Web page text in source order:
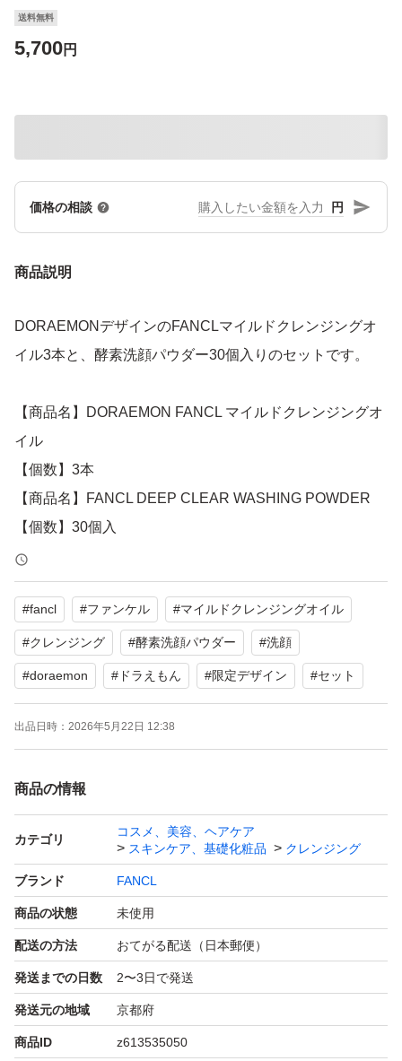
送料無料
5,700円
価格の相談 円
商品説明
DORAEMONデザインのFANCLマイルドクレンジングオ
イル3本と、酵素洗顔パウダー30個入りのセットです。
【商品名】DORAEMON FANCL マイルドクレンジングオ
イル
【個数】3本
【商品名】FANCL DEEP CLEAR WASHING POWDER
【個数】30個入
【ブランド】FANCL
【商品の状態】未使用
【カラー】ブルー系（クレンジングオイルのパッケージ）
フレッシュ期間】開封後:120日、未開封:製造年月日より3
年 製造年月日:2025.06.17
写真5枚目の左下、1つのパッケージにへこみ部分があり
よろしくお願いいたします。
#fancl #ファンケル #マイルドクレンジングオイル
#クレンジング #酵素洗顔パウダー #洗顔
#doraemon # ドラえもん #限定デザイン #セット
出品日時： 2026年5月22日 12:38
商品の情報
カテゴリ
コスメ、美容、ヘアケア
スキンケア、基礎化粧品
クレンジング
ブランド FANCL
商品の状態 未使用
配送の方法 おてがる配送（日本郵便）
発送までの日数 2〜3日で発送
発送元の地域 京都府
商品ID z613535050